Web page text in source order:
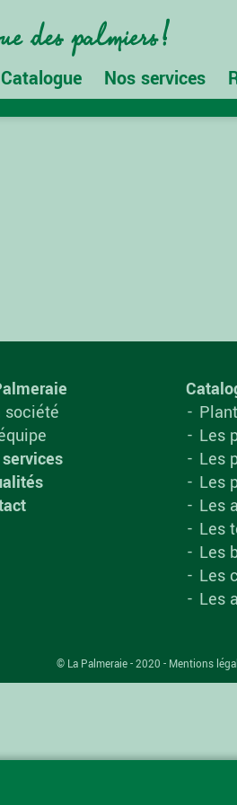
Catalogue Nos services
société
Les
Les
Les
Les
Les
Les
Les
Les
© La Palmeraie - 2020 - Mentions